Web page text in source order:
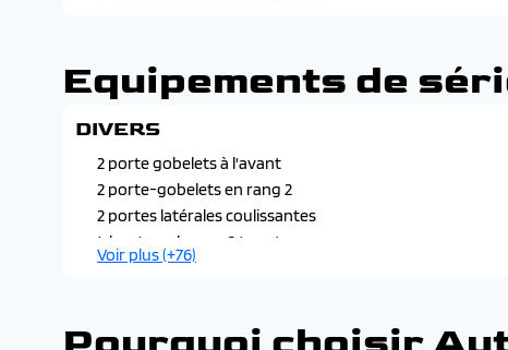
Equipements de
DIVERS
2 porte gobelets à l'avant
2 porte-gobelets en rang 2
2 portes latérales coulissantes
4 haut-parleurs + 2 tweeters
Abs avec répartiteur électronique de freinage (ref) et
Voir plus (+76)